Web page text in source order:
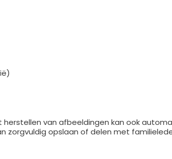
herstellen van afbeeldingen kan ook
zorgvuldig opslaan of delen met